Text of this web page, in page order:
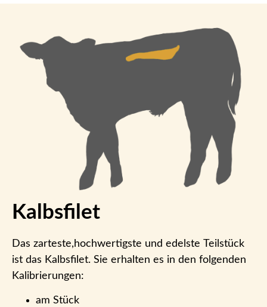
Kalbsfilet
Das zarteste,hochwertigste und edelste Teilstück
ist das Kalbsfilet. Sie erhalten es in den folgenden
Kalibrierungen:
am Stück